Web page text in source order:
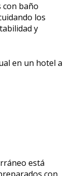
con baño
los
y
en un hotel a
está